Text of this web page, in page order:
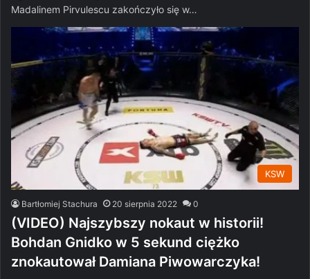
Madalinem Pirvulescu zakończyło się w…
KSW
Bartłomiej Stachura 20 sierpnia 2022 0
(VIDEO) Najszybszy nokaut w historii!
Bohdan Gnidko w 5 sekund ciężko
znokautował Damiana Piwowarczyka!